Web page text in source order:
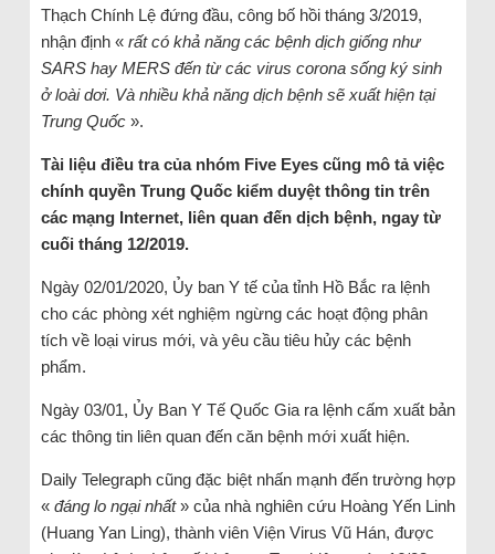
Thạch Chính Lệ đứng đầu, công bố hồi tháng 3/2019,
nhận định « rất có khả năng các bệnh dịch giống như
SARS hay MERS đến từ các virus corona sống ký sinh
ở loài dơi. Và nhiều khả năng dịch bệnh sẽ xuất hiện tại
Trung Quốc».
Tài liệu điều tra của nhóm Five Eyes cũng mô tả việc
chính quyền Trung Quốc kiểm duyệt thông tin trên
các mạng Internet, liên quan đến dịch bệnh, ngay từ
cuối tháng 12/2019.
Ngày 02/01/2020, Ủy ban Y tế của tỉnh Hồ Bắc ra lệnh
cho các phòng xét nghiệm ngừng các hoạt động phân
tích về loại virus mới, và yêu cầu tiêu hủy các bệnh
phẩm.
Ngày 03/01, Ủy Ban Y Tế Quốc Gia ra lệnh cấm xuất bản
các thông tin liên quan đến căn bệnh mới xuất hiện.
Daily Telegraph cũng đặc biệt nhấn mạnh đến trường hợp
« đáng lo ngại nhất» của nhà nghiên cứu Hoàng Yến Linh
(Huang Yan Ling), thành viên Viện Virus Vũ Hán, được